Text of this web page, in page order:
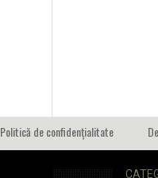
Politică de confidențialitate